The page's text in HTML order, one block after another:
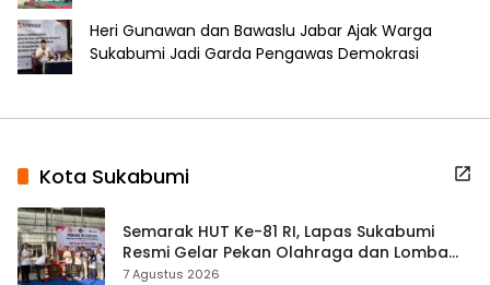
Heri Gunawan dan Bawaslu Jabar Ajak Warga
Sukabumi Jadi Garda Pengawas Demokrasi
Kota Sukabumi
Semarak HUT Ke-81 RI, Lapas Sukabumi
Resmi Gelar Pekan Olahraga dan Lomba
Tradisional
7 Agustus 2026